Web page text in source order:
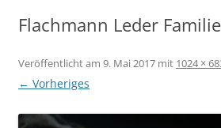
Flachmann Leder
Veröffentlicht am 9. Mai 2017 mit 1024 ×
← Vorheriges